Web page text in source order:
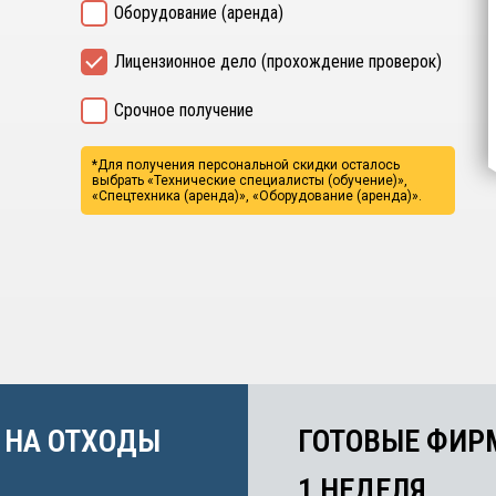
Оборудование (аренда)
Лицензионное дело (прохождение проверок)
Срочное получение
*Для получения персональной скидки осталось
выбрать «Технические специалисты (обучение)»,
«Спецтехника (аренда)», «Оборудование (аренда)».
ОТХОДЫ
ГОТОВЫЕ